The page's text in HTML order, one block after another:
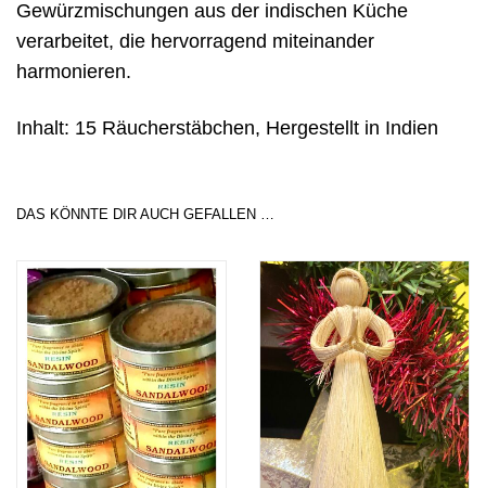
Gewürzmischungen aus der indischen Küche
verarbeitet, die hervorragend miteinander
harmonieren.
Inhalt: 15 Räucherstäbchen, Hergestellt in Indien
DAS KÖNNTE DIR AUCH GEFALLEN …